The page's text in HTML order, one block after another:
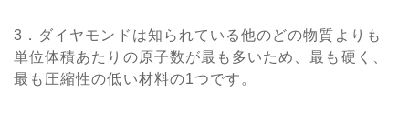
3．ダイヤモンドは知られている他のどの物質よりも
単位体積あたりの原子数が最も多いため、最も硬く、
最も圧縮性の低い材料の1つです。